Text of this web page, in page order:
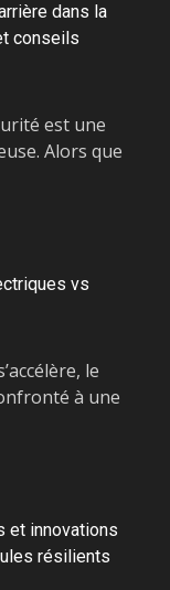
dans la
conseils
est une
Alors que
vs
le
à une
et innovations
résilients